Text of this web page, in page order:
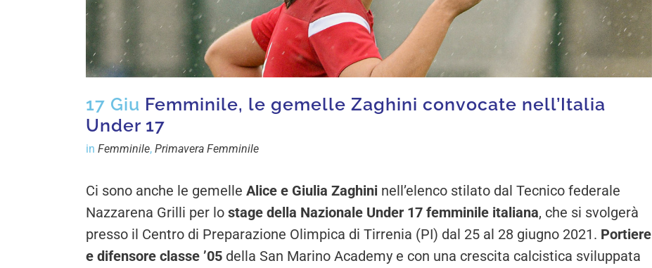
17 Giu Femminile, le gemelle Zaghini convocate nell’Italia
Under 17
in Femminile, Primavera Femminile
Ci sono anche le gemelle Alice e Giulia Zaghini nell’elenco stilato dal Tecnico federale
Nazzarena Grilli per lo stage della Nazionale Under 17 femminile italiana, che si svolgerà
presso il Centro di Preparazione Olimpica di Tirrenia (PI) dal 25 al 28 giugno 2021. Portiere
e difensore classe ’05 della San Marino Academy e con una crescita calcistica sviluppata